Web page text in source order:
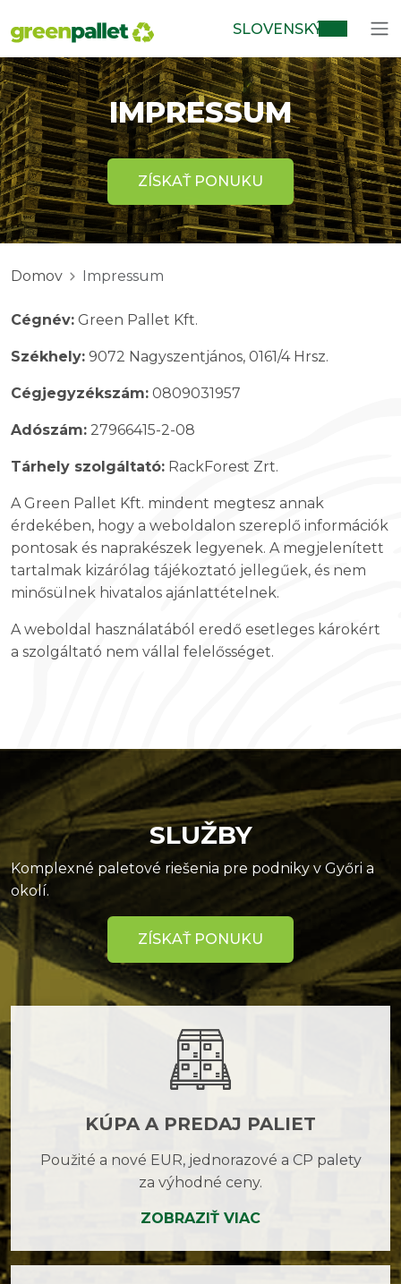
SLOVENSKÝ
IMPRESSUM
ZÍSKAŤ PONUKU
Domov Impressum
Cégnév: Green Pallet Kft.
Székhely: 9072 Nagyszentjános, 0161/4 Hrsz.
Cégjegyzékszám: 0809031957
Adószám: 27966415-2-08
Tárhely szolgáltató: RackForest Zrt.
A Green Pallet Kft. mindent megtesz annak
érdekében, hogy a weboldalon szereplő információk
pontosak és naprakészek legyenek. A megjelenített
tartalmak kizárólag tájékoztató jellegűek, és nem
minősülnek hivatalos ajánlattételnek.
A weboldal használatából eredő esetleges károkért
a szolgáltató nem vállal felelősséget.
SLUŽBY
Komplexné paletové riešenia pre podniky v Győri a
okolí.
ZÍSKAŤ PONUKU
KÚPA A PREDAJ PALIET
Použité a nové EUR, jednorazové a CP palety
za výhodné ceny.
ZOBRAZIŤ VIAC